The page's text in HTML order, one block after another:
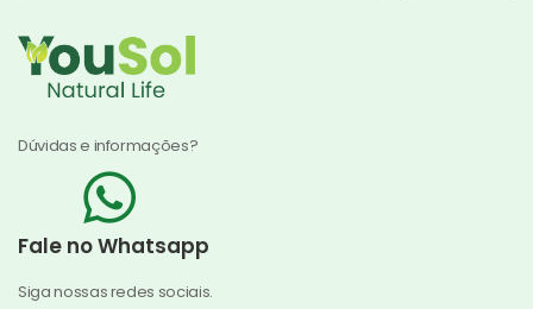
Dúvidas e informações?
Fale no Whatsapp
Siga nossas redes sociais.